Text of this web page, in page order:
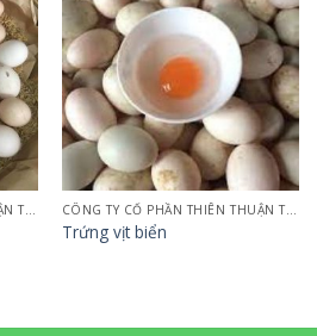
CÔNG TY CỔ PHẦN THIÊN THUẬN TƯỜNG QUẢNG NINH CÔNG TY CỔ PHẦN THIÊN THUẬN TƯỜNG QUẢNG NINH
Trứng vịt biển